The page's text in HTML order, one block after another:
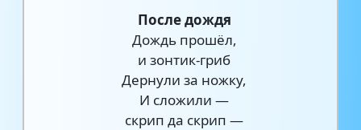
После дождя
Дождь прошёл,
и зонтик-гриб
Дернули за ножку,
И сложили —
скрип да скрип —